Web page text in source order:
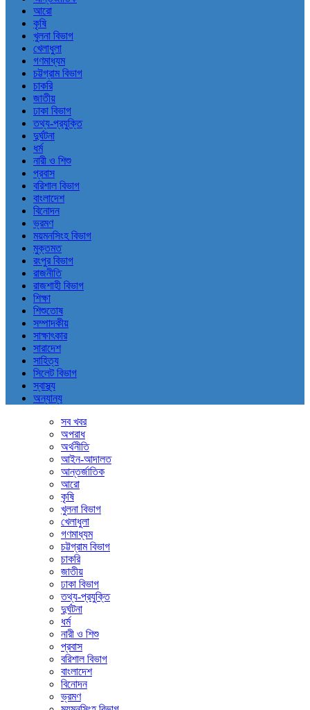
আরো
কৃষি
খুলনা বিভাগ
খেলাধুলা
গণমাধ্যম
চট্টগ্রাম বিভাগ
চাকরি
জাতীয়
ঢাকা বিভাগ
তথ্য-প্রযুক্তি
দুর্ঘটনা
ধর্ম
নারী ও শিশু
প্রবাস
বরিশাল বিভাগ
বাংলাদেশ
বিনোদন
ভ্রমণ
ময়মনসিংহ বিভাগ
মুক্তমত
রংপুর বিভাগ
রাজনীতি
রাজশাহী বিভাগ
শিক্ষা
শিশুতোষ
সম্পাদকীয়
সাক্ষাৎকার
সারাদেশ
সাহিত্য
সিলেট বিভাগ
স্বাস্থ্য
অন্যান্য
সব খবর
অপরাধ
অর্থনীতি
আইন-আদালত
আন্তর্জাতিক
আরো
কৃষি
খুলনা বিভাগ
খেলাধুলা
গণমাধ্যম
চট্টগ্রাম বিভাগ
চাকরি
জাতীয়
ঢাকা বিভাগ
তথ্য-প্রযুক্তি
দুর্ঘটনা
ধর্ম
নারী ও শিশু
প্রবাস
বরিশাল বিভাগ
বাংলাদেশ
বিনোদন
ভ্রমণ